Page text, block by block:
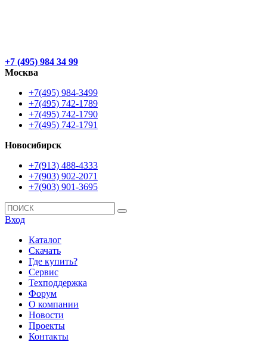
+7 (495) 984 34 99
Москва
+7(495) 984-3499
+7(495) 742-1789
+7(495) 742-1790
+7(495) 742-1791
Новосибирск
+7(913) 488-4333
+7(903) 902-2071
+7(903) 901-3695
Вход
Каталог
Скачать
Где купить?
Сервис
Техподдержка
Форум
О компании
Новости
Проекты
Контакты